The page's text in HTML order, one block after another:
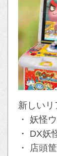
新しい
・ 妖怪
・ DX妖
・ 店頭